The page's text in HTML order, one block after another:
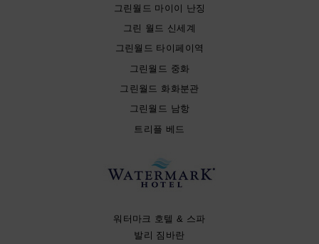
그린월드 마이이 난징
그린 월드 신세계
그린월드 타이페이역
그린월드 중화
그린월드 화화분관
그린월드 남항
트리플 베드
워터마크 호텔 & 스파
발리 짐바란